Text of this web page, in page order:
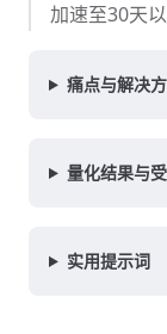
加速至30天以
痛点与解决
量化结果与
实用提示词